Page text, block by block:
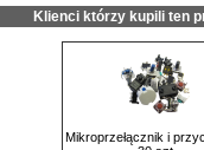
Klienci którzy kupili ten
Mikroprzełącznik i